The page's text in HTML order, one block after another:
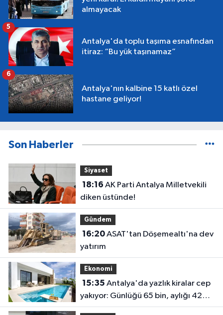
almayacak
Antalya'da toplu taşıma esnafından
itiraz: “Bu yük taşınamaz”
5
Antalya'nın kalbine 15 katlı özel
hastane geliyor!
6
Son Haberler
Siyaset
18:16
diken üstünde!
Gündem
16:20ASAT'tan Döşemealtı'na dev
yatırım
Ekonomi
15:35
yakıyor: Günlüğü 65 bin, aylığı 425
bin!